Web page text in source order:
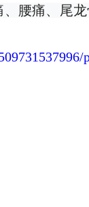
腰痛、尾